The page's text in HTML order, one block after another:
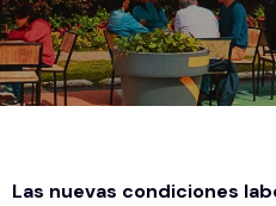
Las nuevas condiciones